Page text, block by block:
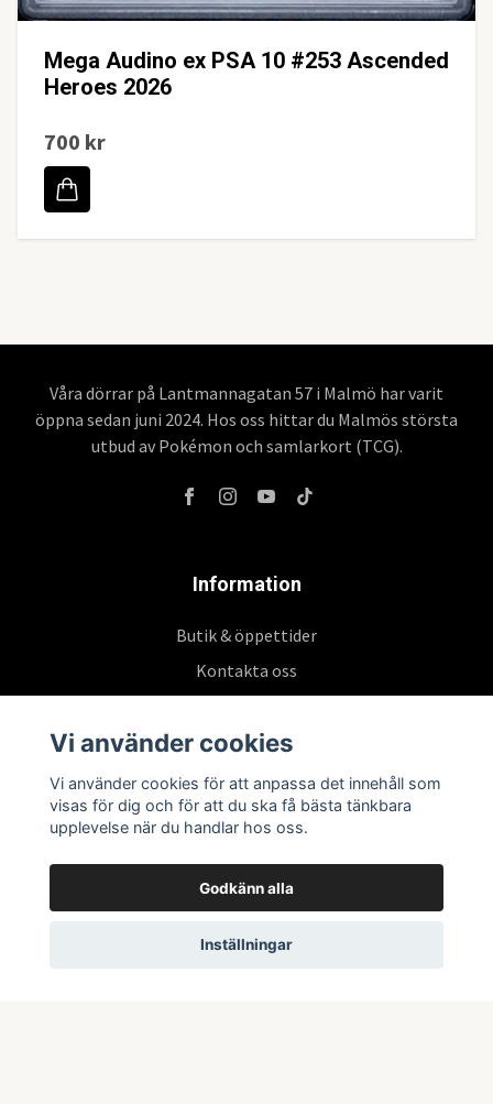
Mega Audino ex PSA 10 #253 Ascended
Heroes 2026
700 kr
Våra dörrar på Lantmannagatan 57 i Malmö har varit
öppna sedan juni 2024. Hos oss hittar du Malmös största
utbud av Pokémon och samlarkort (TCG).
Information
Butik & öppettider
Kontakta oss
Prenumerera på vårt nyhetsbrev
Vi använder cookies
Vi använder cookies för att anpassa det innehåll som
visas för dig och för att du ska få bästa tänkbara
upplevelse när du handlar hos oss.
Godkänn alla
Inställningar